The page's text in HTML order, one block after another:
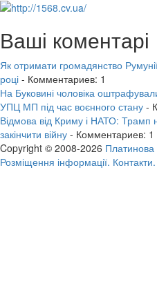
Ваші коментарі
Як отримати громадянство
році - Комментариев: 1
На Буковині чоловіка
УПЦ МП під час воєнного стану -
Відмова від Криму і НАТО: Трамп
закінчити війну - Комментариев: 1
Copyright © 2008-2026
Розміщення інформації. Контакти.